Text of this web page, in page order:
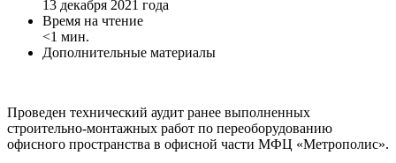
13 декабря 2021 года
Время на чтение
<1 мин.
Дополнительные материалы
Проведен технический аудит ранее выполненных
строительно-монтажных работ по переоборудованию
офисного пространства в офисной части МФЦ «Метрополис».